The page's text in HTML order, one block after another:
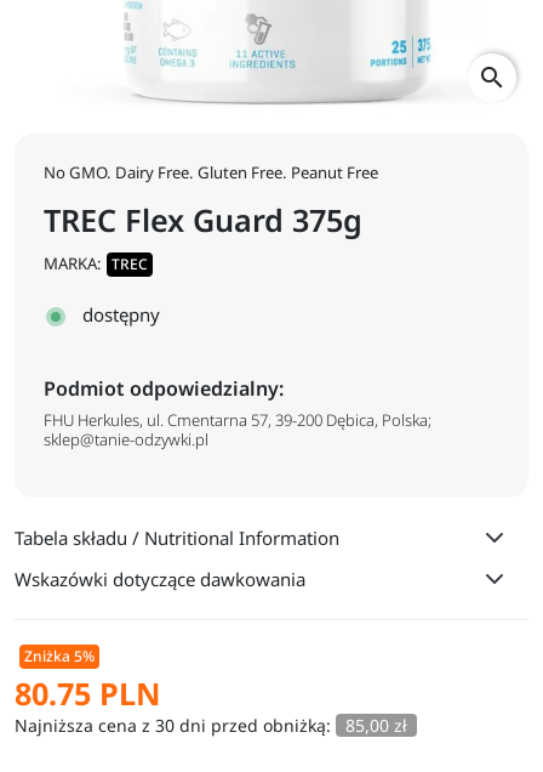
search
No GMO. Dairy Free. Gluten Free. Peanut Free
TREC Flex Guard 375g
MARKA: TREC
dostępny
Podmiot odpowiedzialny:
FHU Herkules, ul. Cmentarna 57, 39-200 Dębica, Polska;
sklep@tanie-odzywki.pl
Tabela składu / Nutritional Information
Wskazówki dotyczące dawkowania
Zniżka 5%
80.75 PLN
Najniższa cena z 30 dni przed obniżką: 85,00 zł